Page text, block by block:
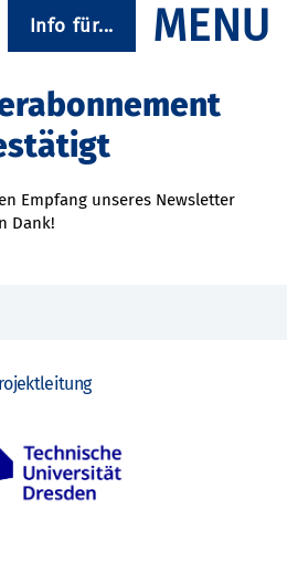
Info für...
Empfang unseres Newsletter
Dank!